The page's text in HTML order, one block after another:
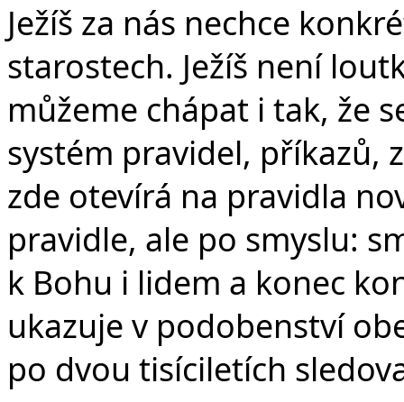
Ježíš za nás nechce
starostech. Ježíš není
můžeme chápat i tak, že
systém pravidel, příkazů,
zde otevírá na pravidla
pravidle, ale po smyslu:
k Bohu i lidem a konec
ukazuje v podobenství
po dvou tisíciletích